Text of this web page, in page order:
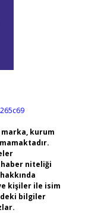
kurum
niteliği
kişiler ile isim
bilgiler